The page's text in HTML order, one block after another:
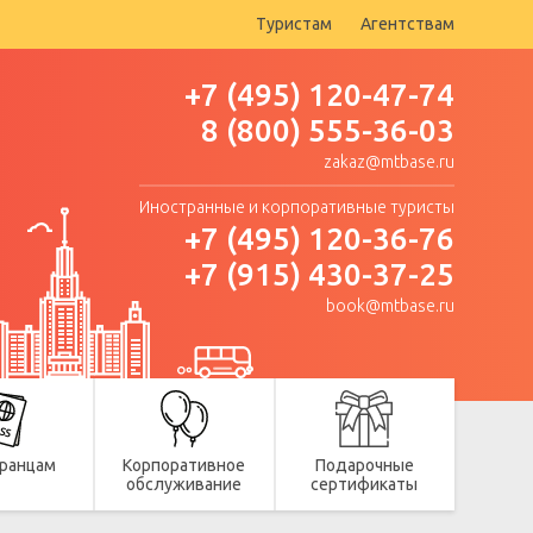
Туристам Агентствам
+7 (495) 120-47-74
8 (800) 555-36-03
zakaz@mtbase.ru
Иностранные и корпоративные туристы
+7 (495) 120-36-76
+7 (915) 430-37-25
book@mtbase.ru
Корпоративное
обслуживание
Подарочные
сертификаты